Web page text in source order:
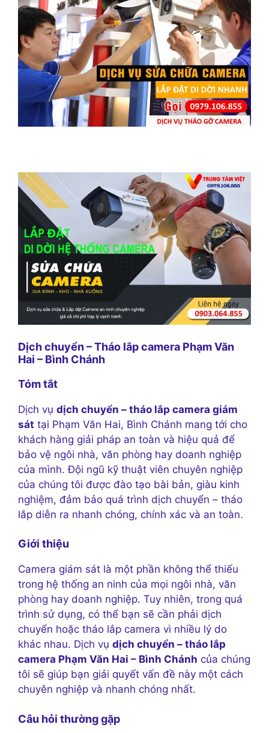
Dịch chuyển – Tháo lắp camera Phạm Văn
Hai – Bình Chánh
Tóm tắt
Dịch vụ dịch chuyển – tháo lắp camera giám
sát tại Phạm Văn Hai, Bình Chánh mang tới cho
khách hàng giải pháp an toàn và hiệu quả để
bảo vệ ngôi nhà, văn phòng hay doanh nghiệp
của mình. Đội ngũ kỹ thuật viên chuyên nghiệp
của chúng tôi được đào tạo bài bản, giàu kinh
nghiệm, đảm bảo quá trình dịch chuyển – tháo
lắp diễn ra nhanh chóng, chính xác và an toàn.
Giới thiệu
Camera giám sát là một phần không thể thiếu
trong hệ thống an ninh của mọi ngôi nhà, văn
phòng hay doanh nghiệp. Tuy nhiên, trong quá
trình sử dụng, có thể bạn sẽ cần phải dịch
chuyển hoặc tháo lắp camera vì nhiều lý do
khác nhau. Dịch vụ dịch chuyển – tháo lắp
camera Phạm Văn Hai – Bình Chánh của chúng
tôi sẽ giúp bạn giải quyết vấn đề này một cách
chuyên nghiệp và nhanh chóng nhất.
Câu hỏi thường gặp